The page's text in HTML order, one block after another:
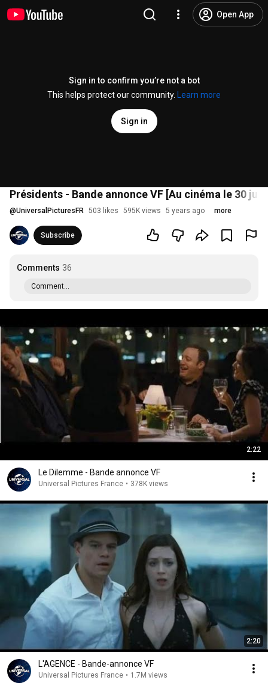
Open App
Sign in to confirm you’re not a bot
This helps protect our community.
Learn more
Sign in
Présidents - Bande annonce VF [Au cinéma le 30
@UniversalPicturesFR 503 likes 595K views 5 years ago more
Subscribe
Comments 36
Comment...
2:22
Le Dilemme - Bande annonce VF
Universal Pictures France • 378K views
2:20
L'AGENCE - Bande-annonce VF
Universal Pictures France • 1.7M views